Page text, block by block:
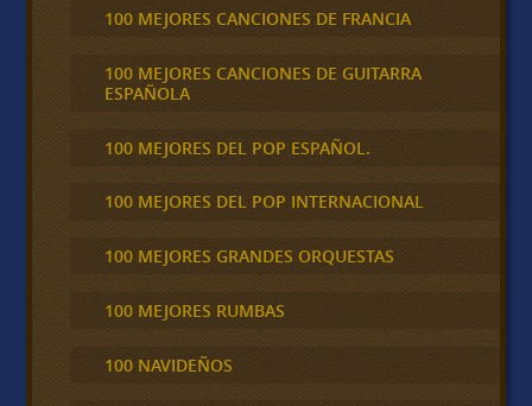
100 MEJORES CANCIONES DE FRANCIA
100 MEJORES CANCIONES DE GUITARRA
ESPAÑOLA
100 MEJORES DEL POP ESPAÑOL.
100 MEJORES DEL POP INTERNACIONAL
100 MEJORES GRANDES ORQUESTAS
100 MEJORES RUMBAS
100 NAVIDEÑOS